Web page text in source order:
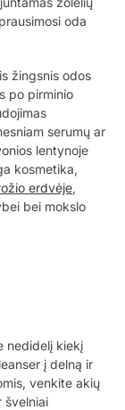
oda
žingsnis odos
po pirminio
serumų ar
lentynoje
kosmetika,
erdvėje,
bei mokslo
nedidelį kiekį
į delną ir
venkite akių
švelniai